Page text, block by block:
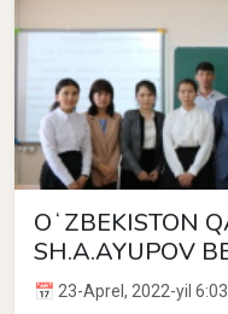
OʻZBEKISTON
SH.A.AYUPOV
QORAQALPOQ
📅 23-Aprel, 2022-yil 6:03